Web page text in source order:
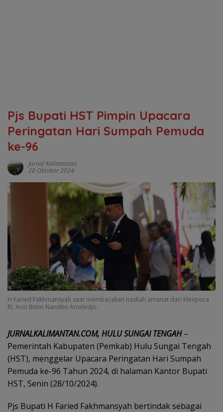
Pjs Bupati HST Pimpin Upacara
Peringatan Hari Sumpah Pemuda
ke-96
Jurnal Kalimantan
28 Oktober 2024
H Faried Fakhmansyah saat membacakan naskah amanat dari Menpora
RI, Ario Bimo Nandito Ariotedjo.
JURNALKALIMANTAN.COM, HULU SUNGAI TENGAH–
Pemerintah Kabupaten (Pemkab) Hulu Sungai Tengah
(HST), menggelar Upacara Peringatan Hari Sumpah
Pemuda ke-96 Tahun 2024, di halaman Kantor Bupati
HST, Senin (28/10/2024).
Pjs Bupati H Faried Fakhmansyah bertindak sebagai